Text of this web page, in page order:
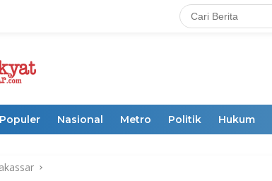
Populer Nasional Metro Politik Hukum